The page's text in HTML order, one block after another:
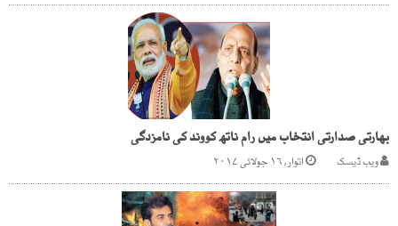
بھارتی صدارتی انتخاب میں رام ناتھ کووند کی نامزدگی
ویب ڈیسک اتوار, ۱۶ جولائی ۲۰۱۷